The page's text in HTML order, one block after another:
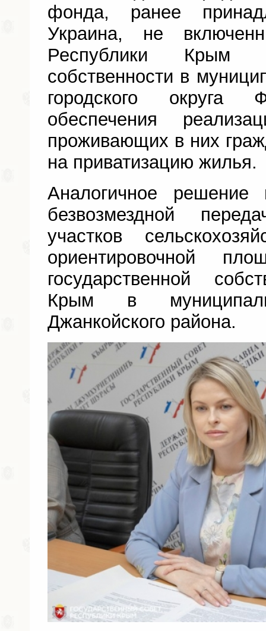
фонда, ранее
Украина, не
Республики Крым
собственности в
городского
обеспечения
проживающих в них
на приватизацию жилья.
Аналогичное решение
безвозмездной
участков
ориентировочной
государственной
Крым в
Джанкойского района.